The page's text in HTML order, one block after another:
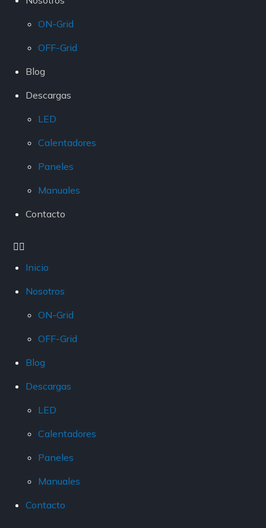
ON-Grid
OFF-Grid
Blog
Descargas
LED
Calentadores
Paneles
Manuales
Contacto
Inicio
Nosotros
ON-Grid
OFF-Grid
Blog
Descargas
LED
Calentadores
Paneles
Manuales
Contacto